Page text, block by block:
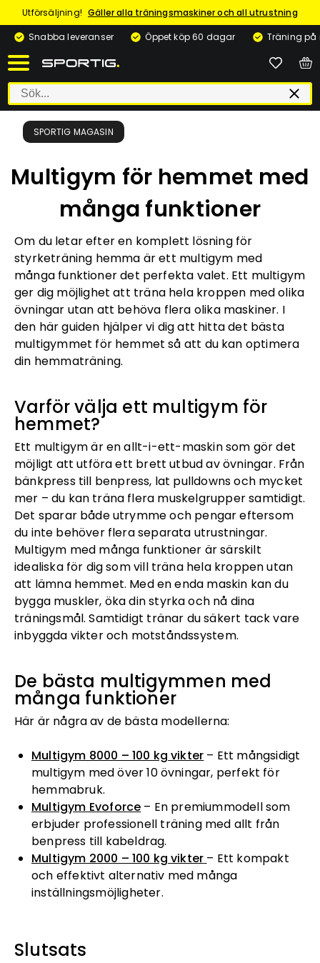
Utförsäljning! Gäller alla träningsmaskiner och all utrustning
Snabba leveranser
Öppet köp 60 dagar Träning på
SPORTIG MAGASIN
Multigym för hemmet med
många funktioner
Om du letar efter en komplett lösning för
styrketräning hemma är ett multigym med
många funktioner det perfekta valet. Ett multigym
ger dig möjlighet att träna hela kroppen med olika
övningar utan att behöva flera olika maskiner. I
den här guiden hjälper vi dig att hitta det bästa
multigymmet för hemmet så att du kan optimera
din hemmaträning.
Varför välja ett multigym för
hemmet?
Ett multigym är en allt-i-ett-maskin som gör det
möjligt att utföra ett brett utbud av övningar. Från
bänkpress till benpress, lat pulldowns och mycket
mer – du kan träna flera muskelgrupper samtidigt.
Det sparar både utrymme och pengar eftersom
du inte behöver flera separata utrustningar.
Multigym med många funktioner är särskilt
idealiska för dig som vill träna hela kroppen utan
att lämna hemmet. Med en enda maskin kan du
bygga muskler, öka din styrka och nå dina
träningsmål. Samtidigt tränar du säkert tack vare
inbyggda vikter och motståndssystem.
De bästa multigymmen med
många funktioner
Här är några av de bästa modellerna:
Multigym 8000 – 100 kg vikter – Ett mångsidigt
multigym med över 10 övningar, perfekt för
hemmabruk.
Multigym Evoforce – En premiummodell som
erbjuder professionell träning med allt från
benpress till kabeldrag.
Multigym 2000 – 100 kg vikter – Ett kompakt
och effektivt alternativ med många
inställningsmöjligheter.
Slutsats